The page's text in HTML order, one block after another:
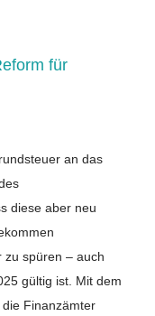
für
an das
diese aber neu
zu spüren – auch
gültig ist. Mit dem
Finanzämter